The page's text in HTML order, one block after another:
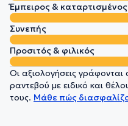
Έμπειρος & καταρτισμένος
Συνεπής
Προσιτός & φιλικός
Οι αξιολογήσεις
ραντεβού με ειδικό και
τους. Μάθε πώς